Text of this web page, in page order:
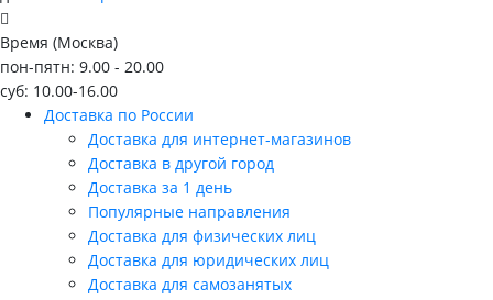
Время (Москва)
пон-пятн: 9.00 - 20.00
суб: 10.00-16.00
Доставка по России
Доставка для интернет-магазинов
Доставка в другой город
Доставка за 1 день
Популярные направления
Доставка для физических лиц
Доставка для юридических лиц
Доставка для самозанятых